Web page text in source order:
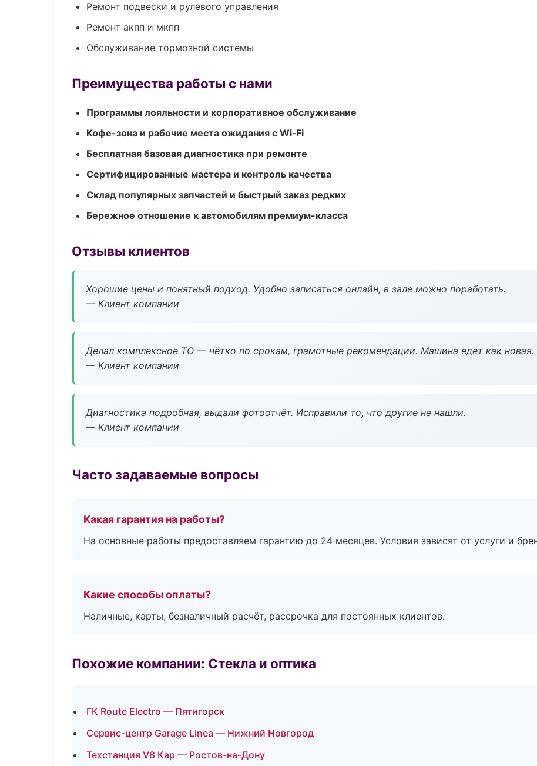
Ремонт подвески и рулевого управления
Ремонт акпп и мкпп
Обслуживание тормозной системы
Преимущества работы с нами
Программы лояльности и корпоративное обслуживание
Кофе-зона и рабочие места ожидания с Wi‑Fi
Бесплатная базовая диагностика при ремонте
Сертифицированные мастера и контроль качества
Склад популярных запчастей и быстрый заказ редких
Бережное отношение к автомобилям премиум-класса
Отзывы клиентов
Хорошие цены и понятный подход. Удобно записаться онлайн, в зале можно поработать.
— Клиент компании
Делал комплексное ТО — чётко по срокам, грамотные рекомендации. Машина едет как новая.
— Клиент компании
Диагностика подробная, выдали фотоотчёт. Исправили то, что другие не нашли.
— Клиент компании
Часто задаваемые вопросы
Какая гарантия на работы?
На основные работы предоставляем гарантию до 24 месяцев. Условия зависят от услуги и
Какие способы оплаты?
Наличные, карты, безналичный расчёт, рассрочка для постоянных клиентов.
Похожие компании: Стекла и оптика
ГК Route Electro — Пятигорск
Сервис-центр Garage Linea — Нижний Новгород
Техстанция V8 Кар — Ростов-на-Дону